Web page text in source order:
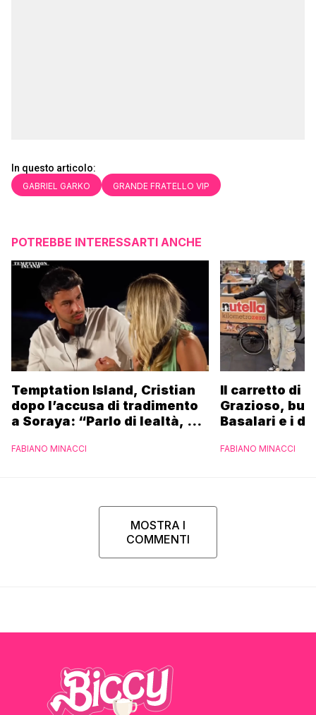
In questo articolo:
GABRIEL GARKO GRANDE FRATELLO VIP
POTREBBE INTERESSARTI ANCHE
Temptation Island, Cristian
dopo l’accusa di tradimento
a Soraya: “Parlo di lealtà, ma
FABIANO MINACCI
Il carretto di
Grazioso,
Basalari e i
Ferrero”
FABIANO MINACCI
MOSTRA I
COMMENTI